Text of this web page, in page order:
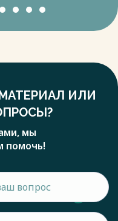
ИЛИ
мы
помочь!